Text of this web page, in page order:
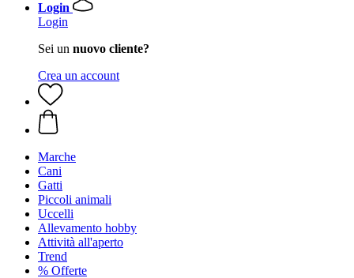
Login
Login
Sei un nuovo cliente?
Crea un account
Marche
Cani
Gatti
Piccoli animali
Uccelli
Allevamento hobby
Attività all'aperto
Trend
% Offerte